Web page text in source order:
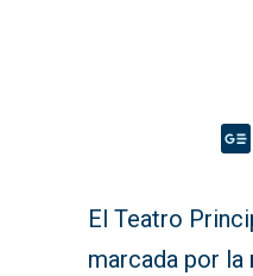
El Teatro
marcada por la